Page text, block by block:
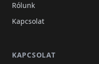
Rólunk
Kapcsolat
KAPCSOLAT